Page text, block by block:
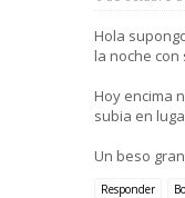
Hola
la noche con
Hoy encima
subia en
Un beso
Responder